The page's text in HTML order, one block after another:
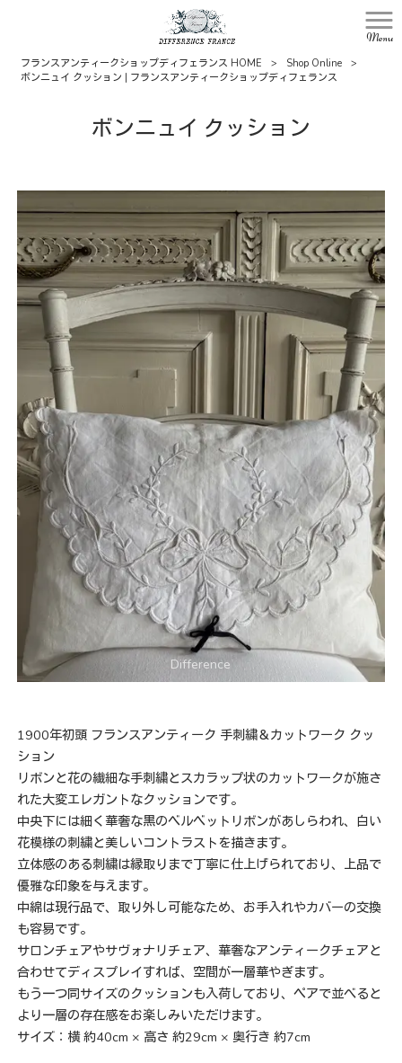
Menu
フランスアンティークショップディフェランス HOME > Shop Online
>
ボンニュイ クッション | フランスアンティークショップディフェランス
ボンニュイ クッション
1900年初頭 フランスアンティーク 手刺繍＆カットワーク クッ
ション
リボンと花の繊細な手刺繍とスカラップ状のカットワークが施さ
れた大変エレガントなクッションです。
中央下には細く華奢な黒のベルベットリボンがあしらわれ、白い
花模様の刺繍と美しいコントラストを描きます。
立体感のある刺繍は縁取りまで丁寧に仕上げられており、上品で
優雅な印象を与えます。
中綿は現行品で、取り外し可能なため、お手入れやカバーの交換
も容易です。
サロンチェアやサヴォナリチェア、華奢なアンティークチェアと
合わせてディスプレイすれば、空間が一層華やぎます。
もう一つ同サイズのクッションも入荷しており、ペアで並べると
より一層の存在感をお楽しみいただけます。
サイズ：横 約40cm × 高さ 約29cm × 奥行き 約7cm